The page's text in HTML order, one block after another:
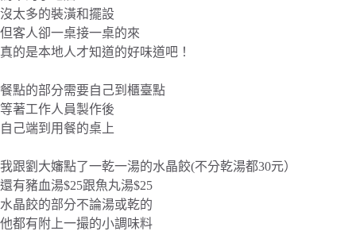
沒太多的裝潢和擺設
但客人卻一桌接一桌的來
真的是本地人才知道的好味道吧！
餐點的部分需要自己到櫃臺點
等著工作人員製作後
自己端到用餐的桌上
我跟劉大嬸點了一乾一湯的水晶餃(不分乾湯都30元）
還有豬血湯$25跟魚丸湯$25
水晶餃的部分不論湯或乾的
他都有附上一撮的小調味料